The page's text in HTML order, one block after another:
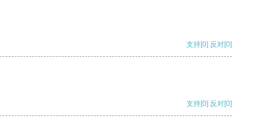
支持[0] 反对[0]
支持[0] 反对[0]